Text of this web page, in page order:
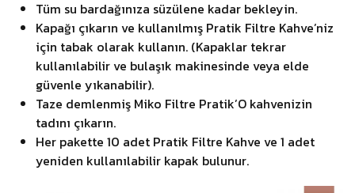
Tüm su bardağınıza süzülene kadar bekleyin.
Kapağı çıkarın ve kullanılmış Pratik Filtre Kahve’niz
için tabak olarak kullanın. (Kapaklar tekrar
kullanılabilir ve bulaşık makinesinde veya elde
güvenle yıkanabilir).
Taze demlenmiş Miko Filtre Pratik’O kahvenizin
tadını çıkarın.
Her pakette 10 adet Pratik Filtre Kahve ve 1 adet
yeniden kullanılabilir kapak bulunur.